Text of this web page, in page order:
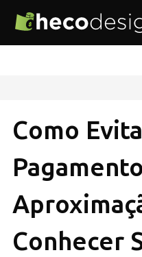
Como
Conhecer